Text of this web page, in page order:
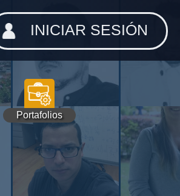
Portafolios
INICIAR SESIÓN